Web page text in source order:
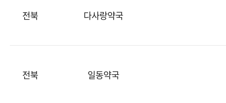
전북 다사랑약국
전북 일동약국